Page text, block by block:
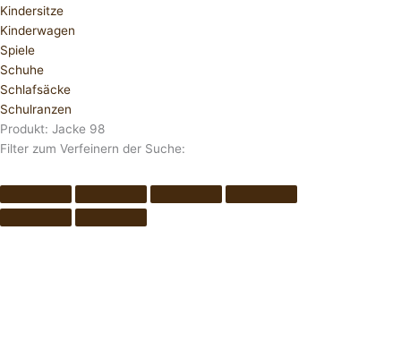
Kindersitze
Kinderwagen
Spiele
Schuhe
Schlafsäcke
Schulranzen
Produkt: Jacke 98
Filter zum Verfeinern der Suche: